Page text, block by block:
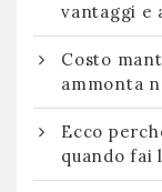
vantaggi e
Costo
ammonta
Ecco
quando fai